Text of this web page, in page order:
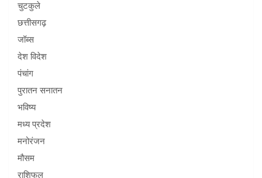
चुटकुले
छत्तीसगढ़
जॉब्स
देश विदेश
पंचांग
पुरातन सनातन
भविष्य
मध्य प्रदेश
मनोरंजन
मौसम
राशिफल